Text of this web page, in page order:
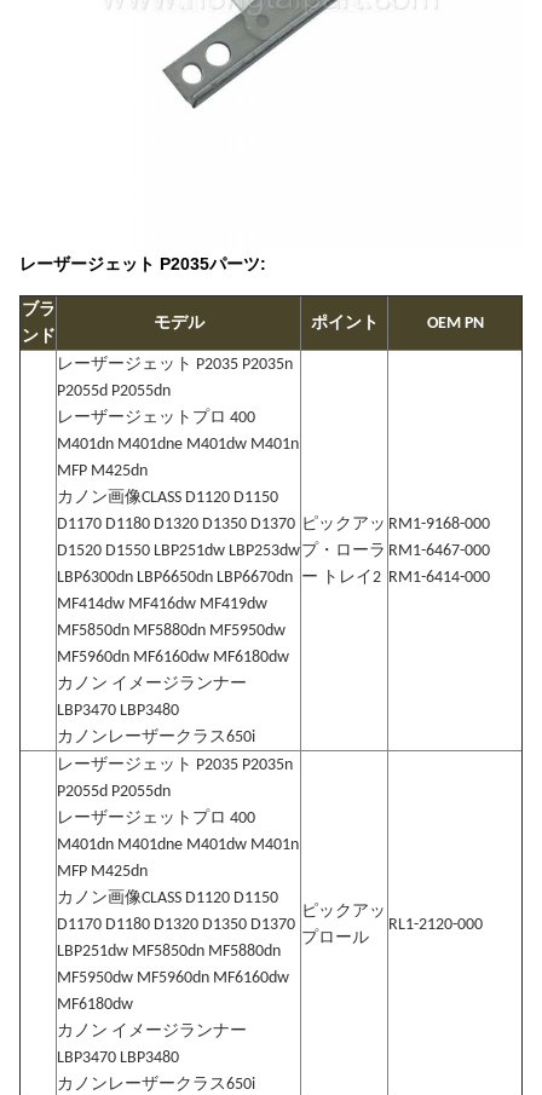
レーザージェット P2035パーツ:
ブラ
ンド
モデル ポイント OEM PN
レーザージェット P2035 P2035n
P2055d P2055dn
レーザージェットプロ 400
M401dn M401dne M401dw M401n
MFP M425dn
カノン画像CLASS D1120 D1150
D1170 D1180 D1320 D1350 D1370
D1520 D1550 LBP251dw LBP253dw
LBP6300dn LBP6650dn LBP6670dn
MF414dw MF416dw MF419dw
MF5850dn MF5880dn MF5950dw
MF5960dn MF6160dw MF6180dw
カノン イメージランナー
LBP3470 LBP3480
カノンレーザークラス650i
ピックアッ
プ・ローラ
ー トレイ2
RM1-9168-000
RM1-6467-000
RM1-6414-000
レーザージェット P2035 P2035n
P2055d P2055dn
レーザージェットプロ 400
M401dn M401dne M401dw M401n
MFP M425dn
カノン画像CLASS D1120 D1150
D1170 D1180 D1320 D1350 D1370
LBP251dw MF5850dn MF5880dn
MF5950dw MF5960dn MF6160dw
MF6180dw
カノン イメージランナー
LBP3470 LBP3480
カノンレーザークラス650i
ピックアッ
プロール
RL1-2120-000